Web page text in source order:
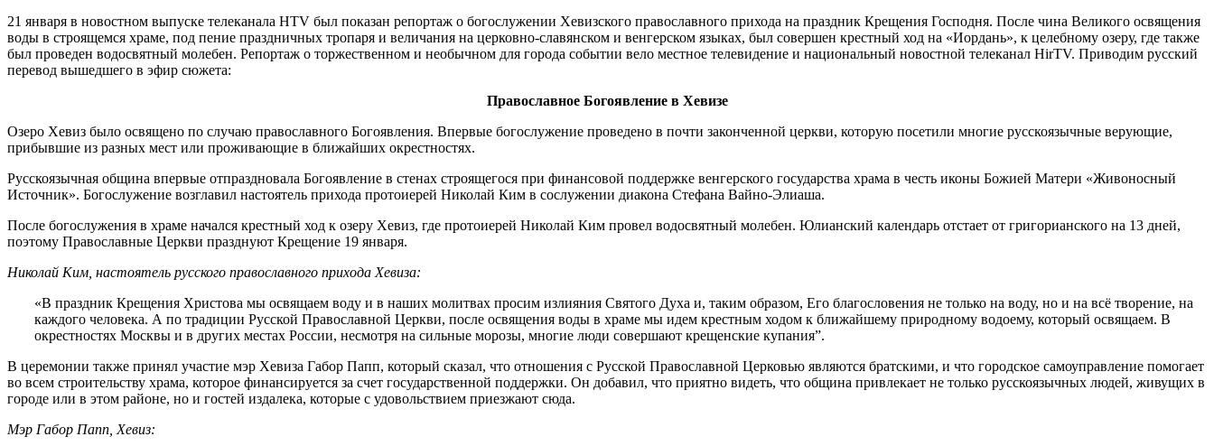
21 января в новостном выпуске телеканала HTV был показан репортаж о богослужении Хевизского православного прихода на праздник Крещения Господня. После чина Великого освящения
воды в строящемся храме, под пение праздничных тропаря и величания на церковно-славянском и венгерском языках, был совершен крестный ход на «Иордань», к целебному озеру, где также
был проведен водосвятный молебен. Репортаж о торжественном и необычном для города событии вело местное телевидение и национальный новостной телеканал HirTV. Приводим русский
перевод вышедшего в эфир сюжета:
Православное Богоявление в Хевизе
Озеро Хевиз было освящено по случаю православного Богоявления. Впервые богослужение проведено в почти законченной церкви, которую посетили многие русскоязычные верующие,
прибывшие из разных мест или проживающие в ближайших окрестностях.
Русскоязычная община впервые отпраздновала Богоявление в стенах строящегося при финансовой поддержке венгерского государства храма в честь иконы Божией Матери «Живоносный
Источник». Богослужение возглавил настоятель прихода протоиерей Николай Ким в сослужении диакона Стефана Вайно-Элиаша.
После богослужения в храме начался крестный ход к озеру Хевиз, где протоиерей Николай Ким провел водосвятный молебен. Юлианский календарь отстает от григорианского на 13 дней,
поэтому Православные Церкви празднуют Крещение 19 января.
Николай Ким, настоятель русского православного прихода Хевиза:
«В праздник Крещения Христова мы освящаем воду и в наших молитвах просим излияния Святого Духа и, таким образом, Его благословения не только на воду, но и на всё творение, на
каждого человека. А по традиции Русской Православной Церкви, после освящения воды в храме мы идем крестным ходом к ближайшему природному водоему, который освящаем. В
окрестностях Москвы и в других местах России, несмотря на сильные морозы, многие люди совершают крещенские купания”.
В церемонии также принял участие мэр Хевиза Габор Папп, который сказал, что отношения с Русской Православной Церковью являются братскими, и что городское самоуправление помогает
во всем строительству храма, которое финансируется за счет государственной поддержки. Он добавил, что приятно видеть, что община привлекает не только русскоязычных людей, живущих в
городе или в этом районе, но и гостей издалека, которые с удовольствием приезжают сюда.
Мэр Габор Папп, Хевиз: